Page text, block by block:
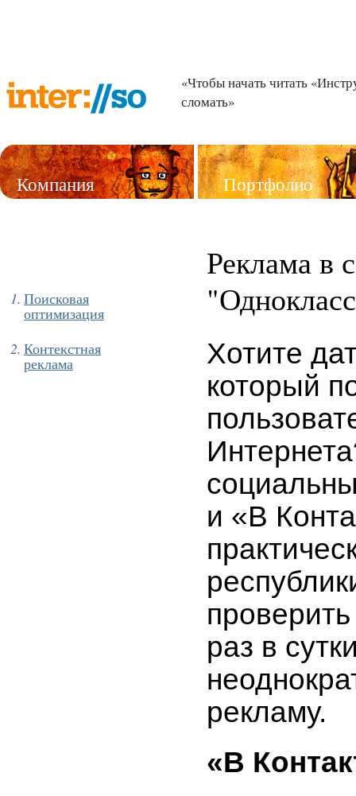
«Чтобы начать читать
сломать»
Компания Портфолио
Поисковая
оптимизация
Контекстная
реклама
Реклама в
Хотите
который
и «В
раз в
рекламу.
«В